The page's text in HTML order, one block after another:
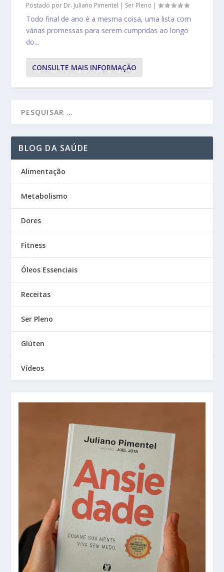
Postado por Dr. Juliano Pimentel | Ser Pleno |
Todo final de ano é a mesma coisa, uma lista com
várias promessas para serem cumpridas ao longo
do...
CONSULTE MAIS INFORMAÇÃO
BLOG DA SAÚDE
Alimentação
Metabolismo
Dores
Fitness
Óleos Essenciais
Receitas
Ser Pleno
Glúten
Vídeos